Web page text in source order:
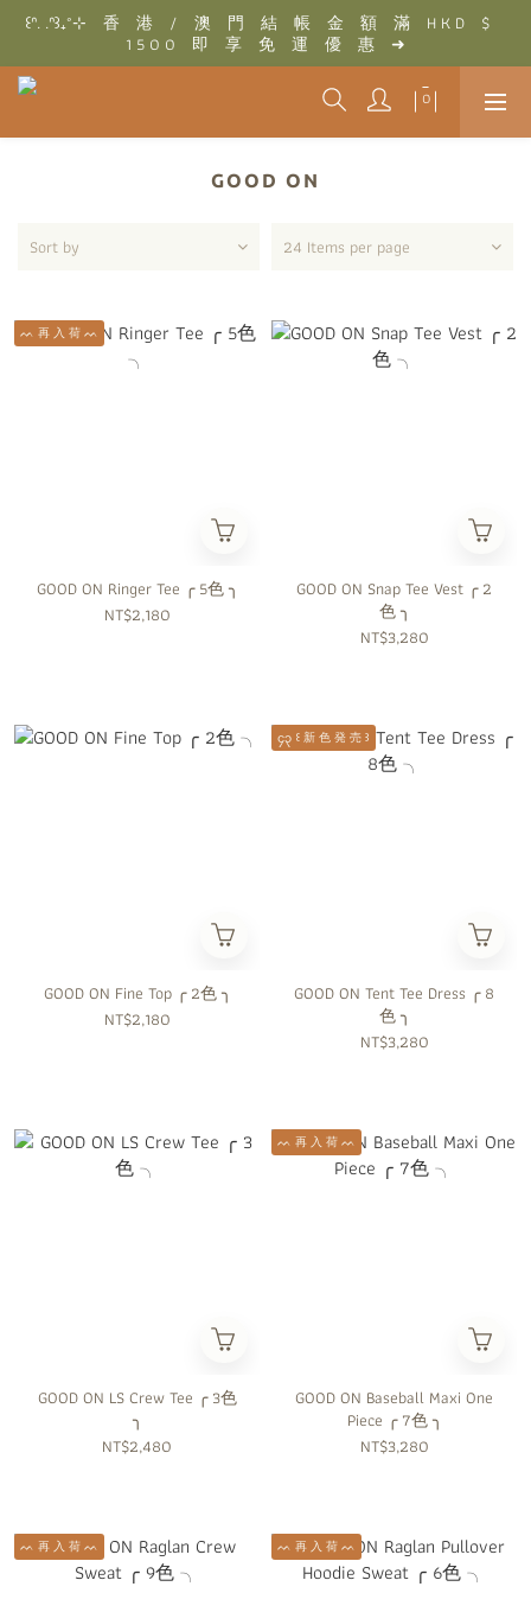
꒰ᐢ. .ᐢ꒱₊˚⊹　結　帳　金　額　滿　T W D　$　3 0 0 0　即　享
免　運　優　惠　➜
꒰ᐢ. .ᐢ꒱₊˚⊹　香　港　/　澳　門　結　帳　金　額　滿　H K D　$
1 5 0 0　即　享　免　運　優　惠　➜
꒰ᐢ. .ᐢ꒱₊˚⊹　結　帳　金　額　滿　T W D　$　3 0 0 0　即　享
免　運　優　惠　➜
GOOD ON
Sort by 24 Items per page
ᨓ 再 入 荷 ᨓ
GOOD ON Ringer Tee ╭ 5色 ╮
NT$2,180
GOOD ON Snap Tee Vest ╭ 2
色 ╮
NT$3,280
GOOD ON Fine Top ╭ 2色 ╮
NT$2,180
၄၃ ꒰ 新 色 発 売 ꒱
GOOD ON Tent Tee Dress ╭ 8
色 ╮
NT$3,280
GOOD ON LS Crew Tee ╭ 3色
╮
NT$2,480
ᨓ 再 入 荷 ᨓ
GOOD ON Baseball Maxi One
Piece ╭ 7色 ╮
NT$3,280
ᨓ 再 入 荷 ᨓ ᨓ 再 入 荷 ᨓ